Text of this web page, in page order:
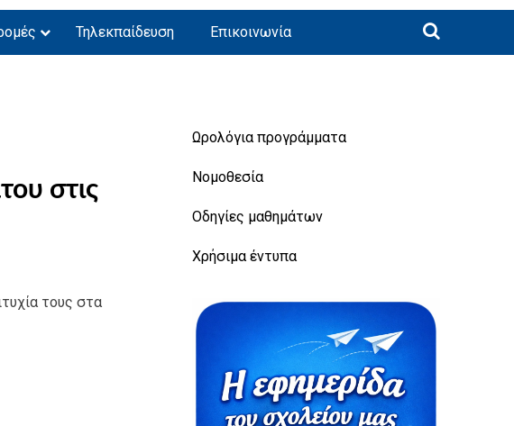
Τηλεκπαίδευση Επικοινωνία
στις
τους στα
Ωρολόγια προγράμματα
Νομοθεσία
Οδηγίες μαθημάτων
Χρήσιμα έντυπα